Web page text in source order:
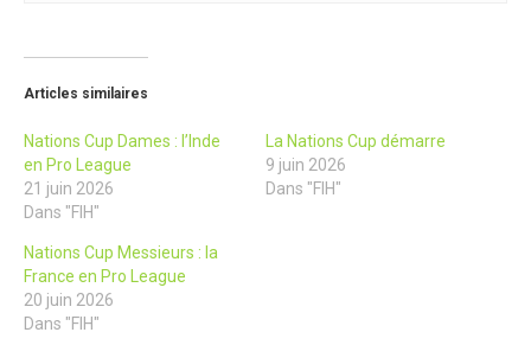
Articles similaires
Nations Cup Dames : l’Inde
en Pro League
21 juin 2026
Dans "FIH"
La Nations Cup démarre
9 juin 2026
Dans "FIH"
Nations Cup Messieurs : la
France en Pro League
20 juin 2026
Dans "FIH"